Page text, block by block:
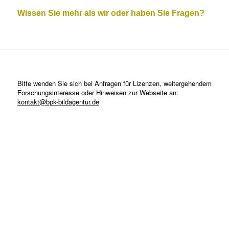
Wissen Sie mehr als wir oder haben Sie Fragen?
Bitte wenden Sie sich bei Anfragen für Lizenzen, weitergehendem
Forschungsinteresse oder Hinweisen zur Webseite an:
kontakt@bpk-bildagentur.de